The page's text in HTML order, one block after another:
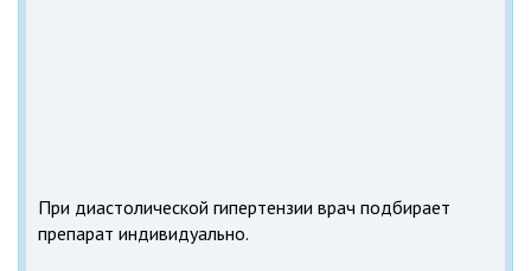
При диастолической гипертензии врач подбирает
препарат индивидуально.